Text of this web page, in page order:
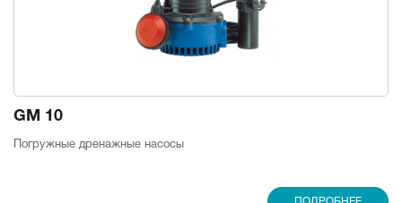
GM 10
Погружные дренажные насосы